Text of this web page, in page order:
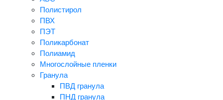
Полистирол
ПВХ
ПЭТ
Поликарбонат
Полиамид
Многослойные пленки
Гранула
ПВД гранула
ПНД гранула